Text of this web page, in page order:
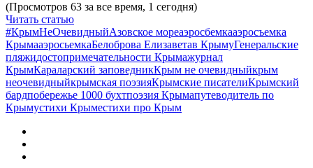
(Просмотров 63 за все время, 1 сегодня)
Читать статью
#КрымНеОчевидныйАзовское мореаэросбемкааэросъемка
КрымааэросьемкаБелоброва Елизаветав КрымуГенеральские
пляжидостопримечательности Крымажурнал
КрымКараларский заповедникКрым не очевидныйкрым
неочевидныйкрымская поэзияКрымские писателиКрымский
бардпобережье 1000 бухтпоэзия Крымапутеводитель по
Крымустихи Крыместихи про Крым